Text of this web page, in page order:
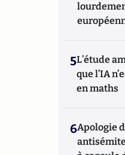
5L’étude
que l’IA
en maths
6Apologie